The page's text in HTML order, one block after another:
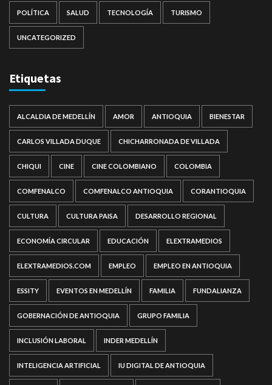
POLÍTICA SALUD TECNOLOGÍA TURISMO
UNCATEGORIZED
Etiquetas
ALCALDIA DE MEDELLÍN AMOR ANTIOQUIA BIENESTAR
CARLOS VILLADA DUQUE CHICHARRONADA DE VILLADA
CHIQUI CINE CINE COLOMBIANO COLOMBIA
COMFENALCO COMFENALCO ANTIOQUIA CORANTIOQUIA
CULTURA CULTURA PAISA DESARROLLO REGIONAL
ECONOMÍA CIRCULAR EDUCACIÓN ELEXTRAMEDIOS
ELEXTRAMEDIOS.COM EMPLEO EMPLEO EN ANTIOQUIA
ESSITY EVENTOS EN MEDELLÍN FAMILIA FUNDALIANZA
GOBERNACIÓN DE ANTIOQUIA GRUPO FAMILIA
INCLUSIÓN LABORAL INDER MEDELLÍN
INTELIGENCIA ARTIFICIAL IU DIGITAL DE ANTIOQUIA